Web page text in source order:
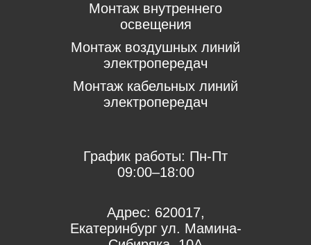
Монтаж внутреннего
освещения
Монтаж воздушных линий
электропередач
Монтаж кабельных линий
электропередач
График работы: Пн-Пт
09:00–18:00
Адрес: 620017,
Екатеринбург ул. Мамина-